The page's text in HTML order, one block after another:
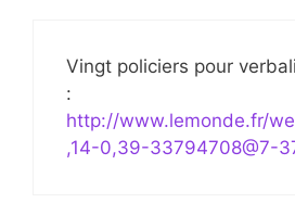
Vingt policiers pour
:
http://www.lemonde.fr/
,14-0,39-33794708@7-